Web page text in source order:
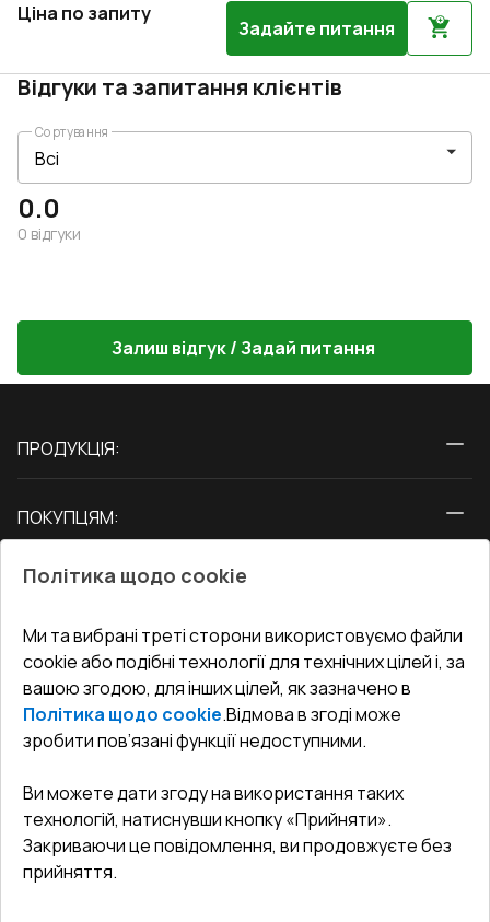
Ціна по запиту
Задайте питання
Відгуки та запитання клієнтів
0.0
0 відгуки
Сортування
Залиш відгук / Задай питання
ПРОДУКЦІЯ:
Двері
ПОКУПЦЯМ:
Блог
Адреса гіпермаркета
Як правильно заміряти вікна
СЕРВІС ТА ОБЛУГОВУВАННЯ:
Доставка і Оплата
Гарантія та Сервіс
Повернення товару
Договір публічної оферти
КОНТАКТИ
Офіс:Україна, м. Вінниця, вул. Келецька 60 кв. 61
undefined(undefined)
Політика щодо cookie
Ми та вибрані треті сторони використовуємо файли
cookie або подібні технології для технічних цілей і, за
вашою згодою, для інших цілей, як зазначено в
Політика щодо cookie.Відмова в згоді може
зробити пов’язані функції недоступними.
Ви можете дати згоду на використання таких
технологій, натиснувши кнопку «Прийняти».
Закриваючи це повідомлення, ви продовжуєте без
прийняття.